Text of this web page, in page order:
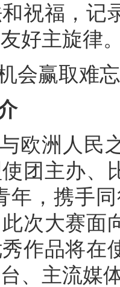
祝福，记
好主旋律
会赢取难
欧洲人民
团主办、
年，携手
次大赛面
作品将在
、主流媒